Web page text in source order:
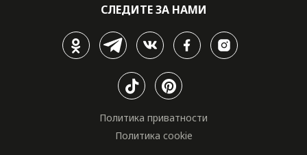
СЛЕДИТЕ ЗА НАМИ
Политика приватности
Политика cookie